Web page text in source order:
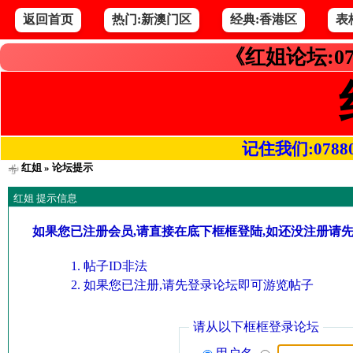
返回首页 热门:新澳门区 经典:香港区 表
《红姐论坛
记住我们
红姐» 论坛提示
红姐 提示信息
如果您已注册会员,请直接在底下框框登陆,如还没注册请
帖子ID非法
如果您已注册,请先登录论坛即可游览帖子
请从以下框框登录论坛